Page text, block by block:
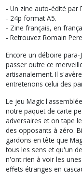
- Un zine auto-édité par
- 24p format A5.
- Zine français, en
- Retrouvez Romain
Encore un déboire
passer outre ce
artisanalement. Il
entretenons celui des
Le jeu Magic
notre paquet de carte
adversaires et on tape
des opposants à zéro.
gardons en tête que
tous les sens et qu'un
n'ont rien à voir les
effets étranges en